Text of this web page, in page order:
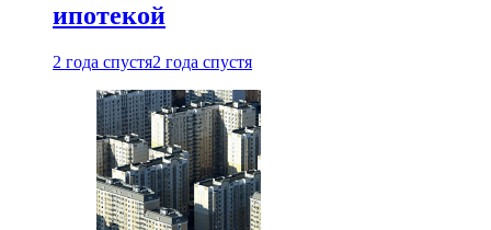
ипотекой
2 года спустя2 года спустя